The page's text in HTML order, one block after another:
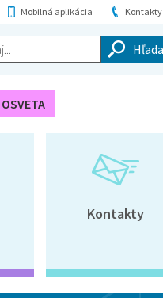
Kontakty
Mobilná aplikácia
OSVETA
Kontakty